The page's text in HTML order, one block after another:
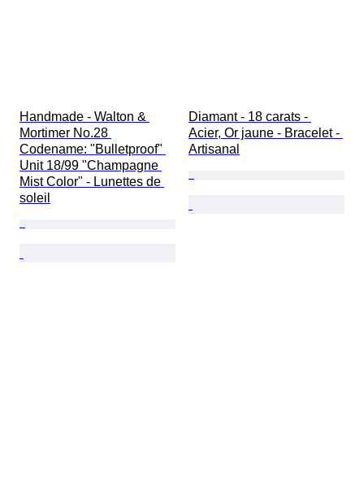
Handmade - Walton &
Mortimer No.28
Codename: "Bulletproof"
Unit 18/99 "Champagne
Mist Color" - Lunettes de
soleil
Diamant - 18 carats -
Acier, Or jaune - Bracelet -
Artisanal